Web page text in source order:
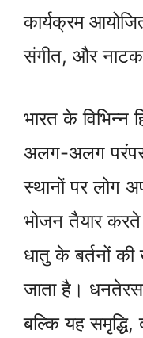
कार्यक्रम
संगीत, और नाटक
भारत के विभिन्न
अलग-अलग
स्थानों पर लोग
भोजन तैयार
धातु के बर्तनों
जाता है।
बल्कि यह समृद्धि,